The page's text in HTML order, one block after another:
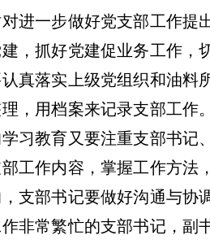
进一步做好党支部工作提
，抓好党建促业务工作，
真落实上级党组织和油料
，用档案来记录支部工作
习教育又要注重支部书记
工作内容，掌握工作方法
支部书记要做好沟通与协
非常繁忙的支部书记，副